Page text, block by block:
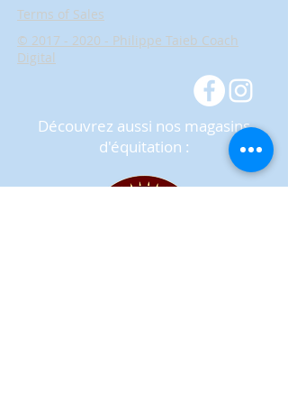
Terms of Sales
© 2017 - 2020 - Philippe Taieb Coach
Digital
Découvrez aussi nos magasins
d'équitation :